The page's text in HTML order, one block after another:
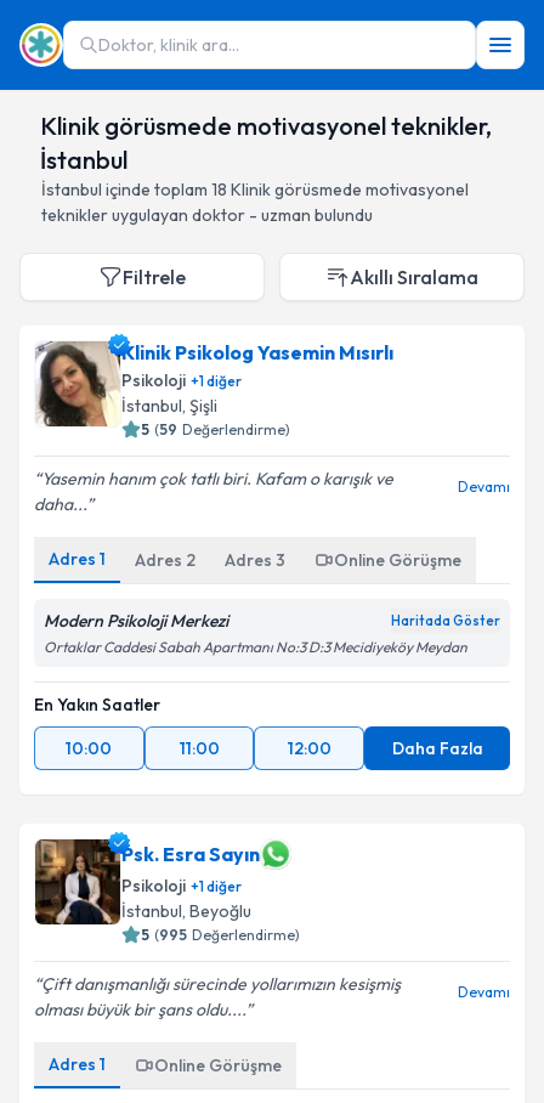
Doktor, klinik ara...
Klinik görüsmede motivasyonel teknikler,
İstanbul
İstanbul içinde toplam 18 Klinik görüsmede motivasyonel
teknikleruygulayan doktor - uzman bulundu
Filtrele Akıllı Sıralama
Klinik Psikolog Yasemin Mısırlı
Psikoloji +1diğer
İstanbul, Şişli
5 (59 Değerlendirme)
Yasemin hanım çok tatlı biri. Kafam o karışık ve
daha...
Devamı
Adres 1 Adres 2 Adres 3 Online Görüşme
Modern Psikoloji Merkezi Haritada Göster
Ortaklar Caddesi Sabah Apartmanı No:3 D:3 Mecidiyeköy Meydan
En Yakın Saatler
10:00
11:00 12:00 Daha Fazla
Psk. Esra Sayın
Psikoloji +1diğer
İstanbul, Beyoğlu
5 (995 Değerlendirme)
Çift danışmanlığı sürecinde yollarımızın kesişmiş
olması büyük bir şans oldu....
Devamı
Adres 1 Online Görüşme